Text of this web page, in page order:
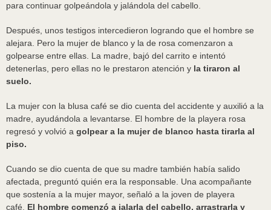
para continuar golpeándola y jalándola del cabello.
Después, unos testigos intercedieron logrando que el hombre se
alejara. Pero la mujer de blanco y la de rosa comenzaron a
golpearse entre ellas. La madre, bajó del carrito e intentó
detenerlas, pero ellas no le prestaron atención y la tiraron al
suelo.
La mujer con la blusa café se dio cuenta del accidente y auxilió a la
madre, ayudándola a levantarse. El hombre de la playera rosa
regresó y volvió a golpear a la mujer de blanco hasta tirarla al
piso.
Cuando se dio cuenta de que su madre también había salido
afectada, preguntó quién era la responsable. Una acompañante
que sostenía a la mujer mayor, señaló a la joven de playera
café.
El hombre comenzó a jalarla del cabello, arrastrarla y